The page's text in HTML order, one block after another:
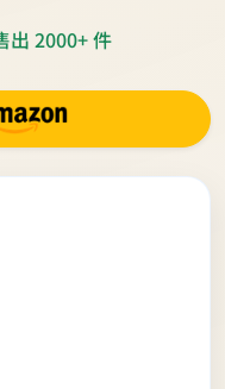
出 2000+ 件